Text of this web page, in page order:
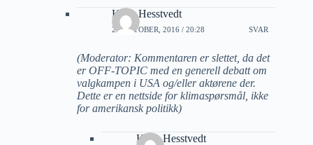
Kalle Hesstvedt
28 OKTOBER, 2016 / 20:28 SVAR
(Moderator: Kommentaren er slettet, da det
er OFF-TOPIC med en generell debatt om
valgkampen i USA og/eller aktørene der.
Dette er en nettside for klimaspørsmål, ikke
for amerikansk politikk)
Kalle Hesstvedt